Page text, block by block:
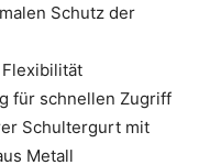
Schutz der
für schnellen Zugriff
Schultergurt mit
Metall